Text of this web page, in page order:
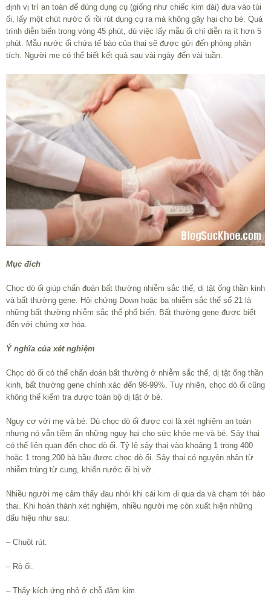
định vị trí an toàn để dùng dụng cụ (giống như chiếc kim dài) đưa vào túi
ối, lấy một chút nước ối rồi rút dụng cụ ra mà không gây hại cho bé. Quá
trình diễn biến trong vòng 45 phút, dù việc lấy mẫu ối chỉ diễn ra ít hơn 5
phút. Mẫu nước ối chứa tế bào của thai sẽ được gửi đến phòng phân
tích. Người mẹ có thể biết kết quả sau vài ngày đến vài tuần.
Mục đích
Chọc dò ối giúp chẩn đoán bất thường nhiễm sắc thể, dị tật ống thần kinh
và bất thường gene. Hội chứng Down hoặc ba nhiễm sắc thể số 21 là
những bất thường nhiễm sắc thể phổ biến. Bất thường gene được biết
đến với chứng xơ hóa.
Ý nghĩa của xét nghiệm
Chọc dò ối có thể chẩn đoán bất thường ở nhiễm sắc thể, dị tật ống thần
kinh, bất thường gene chính xác đến 98-99%. Tuy nhiên, chọc dò ối cũng
không thể kiểm tra được toàn bộ dị tật ở bé.
Nguy cơ với mẹ và bé: Dù chọc dò ối được coi là xét nghiệm an toàn
nhưng nó vẫn tiềm ẩn những nguy hại cho sức khỏe mẹ và bé. Sảy thai
có thể liên quan đến chọc dò ối. Tỷ lệ sảy thai vào khoảng 1 trong 400
hoặc 1 trong 200 bà bầu được chọc dò ối. Sảy thai có nguyên nhân từ
nhiễm trùng từ cung, khiến nước ối bị vỡ.
Nhiều người mẹ cảm thấy đau nhói khi cái kim đi qua da và chạm tới bào
thai. Khi hoàn thành xét nghiệm, nhiều người mẹ còn xuất hiện những
dấu hiệu như sau:
– Chuột rút.
– Rò ối.
– Thấy kích ứng nhỏ ở chỗ đâm kim.